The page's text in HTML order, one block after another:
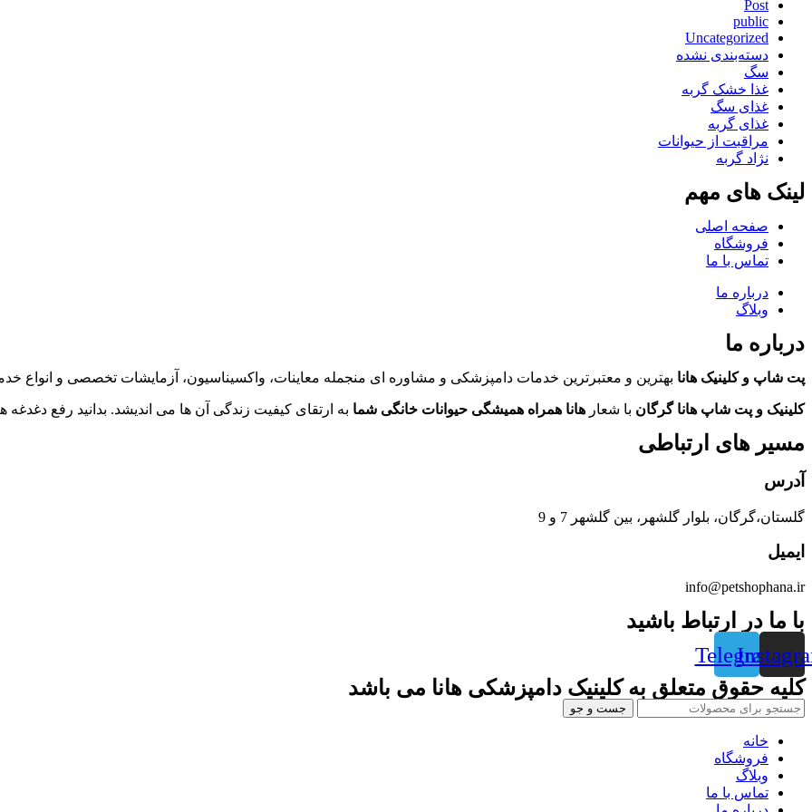
Post
public
Uncategorized
دسته‌بندی نشده
سگ
غذا خشک گربه
غذای سگ
غذای گربه
مراقبت از حیوانات
نژاد گربه
لینک های مهم
صفحه اصلی
فروشگاه
تماس با ما
درباره ما
وبلاگ
درباره ما
پت شاپ و کلینیک هانا بهترین و معتبرترین خدمات دامپزشکی و مشاوره ای منجمله معاینات، واکسیناسیون، آزمایشات تخصصی و انواع
کلینیک و پت شاپ هانا گرگان با شعار هانا همراه همیشگی حیوانات خانگی شما به ارتقای کیفیت زندگی آن ها می اندیشد. بدانید رفع
مسیر های ارتباطی
آدرس
گلستان،گرگان، بلوار گلشهر، بین گلشهر 7 و 9
ایمیل
info@petshophana.ir
با ما در ارتباط باشید
Telegram
کلیه حقوق متعلق به کلینیک دامپزشکی هانا می باشد
جست و جو
خانه
فروشگاه
وبلاگ
تماس با ما